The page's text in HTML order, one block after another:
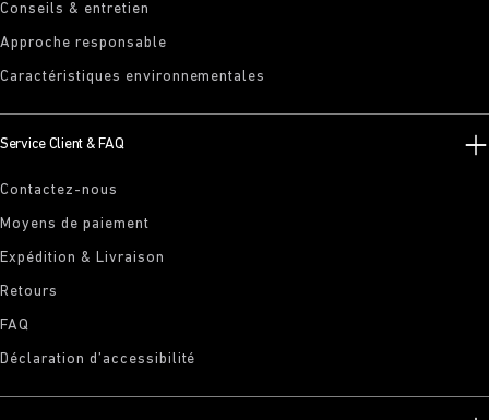
Conseils & entretien
Approche responsable
Caractéristiques environnementales
Service Client & FAQ
Contactez-nous
Moyens de paiement
Expédition & Livraison
Retours
FAQ
Déclaration d’accessibilité